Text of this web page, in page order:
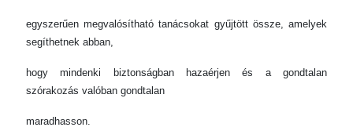
egyszerűen megvalósítható tanácsokat gyűjtött össze, amelyek
segíthetnek abban,
hogy mindenki biztonságban hazaérjen és a gondtalan
szórakozás valóban gondtalan
maradhasson.